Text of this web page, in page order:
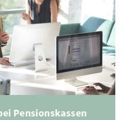
Pensionskassen